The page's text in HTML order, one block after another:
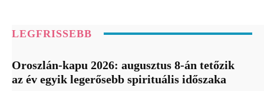
LEGFRISSEBB
Oroszlán-kapu 2026: augusztus 8-án tetőzik
az év egyik legerősebb spirituális időszaka